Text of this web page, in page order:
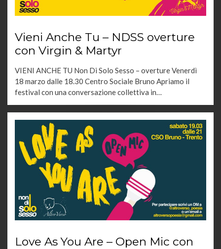
Vieni Anche Tu – NDSS overture
con Virgin & Martyr
VIENI ANCHE TU Non Di Solo Sesso – overture Venerdì
18 marzo dalle 18.30 Centro Sociale Bruno Apriamo il
festival con una conversazione collettiva in…
Love As You Are – Open Mic con